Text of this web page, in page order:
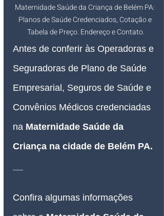
Maternidade Saúde da Criança de Belém PA:
Planos de Saúde Credenciados, Cotação e
Tabela de Preço. Endereço e Contato.
Antes de conferir às Operadoras e
Seguradoras de Plano de Saúde
Empresarial, Seguros de Saúde e
Convênios Médicos credenciadas
na Maternidade Saúde da
Criança na cidade de Belém PA.
Confira algumas informações